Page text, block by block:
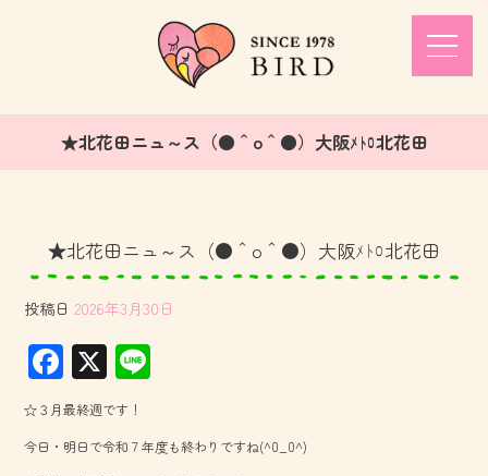
★北花田ニュ～ス（●＾o＾●）大阪ﾒﾄﾛ北花田
★北花田ニュ～ス（●＾o＾●）大阪ﾒﾄﾛ北花田
投稿日 2026年3月30日
F
ac
e
X
☆３月最終週です！
今日・明日で令和７年度も終わりですね(^0_0^)